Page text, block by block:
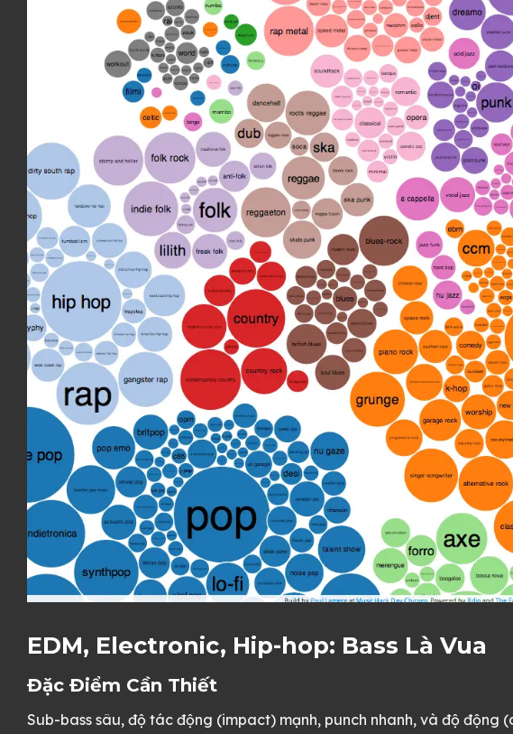
EDM, Electronic, Hip-hop: Bass Là Vua
Đặc Điểm Cần Thiết
Sub-bass sâu, độ tác động (impact) mạnh, punch nhanh, và độ động